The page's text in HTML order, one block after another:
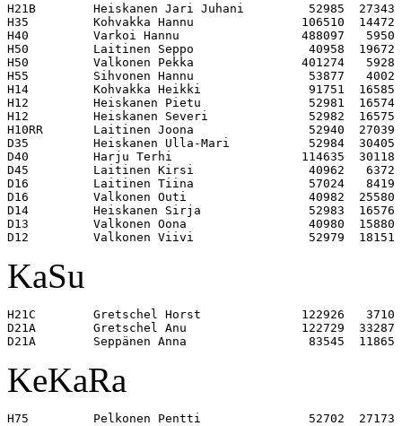
H21B        Heiskanen Jari Juhani         52985  27343
H35         Kohvakka Hannu               106510  14472
H40         Varkoi Hannu                 488097   5950
H50         Laitinen Seppo                40958  19672
H50         Valkonen Pekka               401274   5928
H55         Sihvonen Hannu                53877   4002
H14         Kohvakka Heikki               91751  16585
H12         Heiskanen Pietu               52981  16574
H12         Heiskanen Severi              52982  16575
H10RR       Laitinen Joona                52940  27039
D35         Heiskanen Ulla-Mari           52984  30405
D40         Harju Terhi                  114635  30118
D45         Laitinen Kirsi                40962   6372
D16         Laitinen Tiina                57024   8419
D16         Valkonen Outi                 40982  25580
D14         Heiskanen Sirja               52983  16576
D13         Valkonen Oona                 40980  15880
KaSu
H21C        Gretschel Horst              122926   3710
D21A        Gretschel Anu                122729  33287
KeKaRa
H75         Pelkonen Pentti               52702  27173